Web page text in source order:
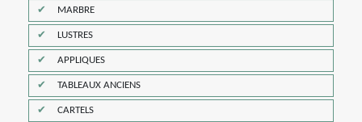
MARBRE
LUSTRES
APPLIQUES
TABLEAUX ANCIENS
CARTELS